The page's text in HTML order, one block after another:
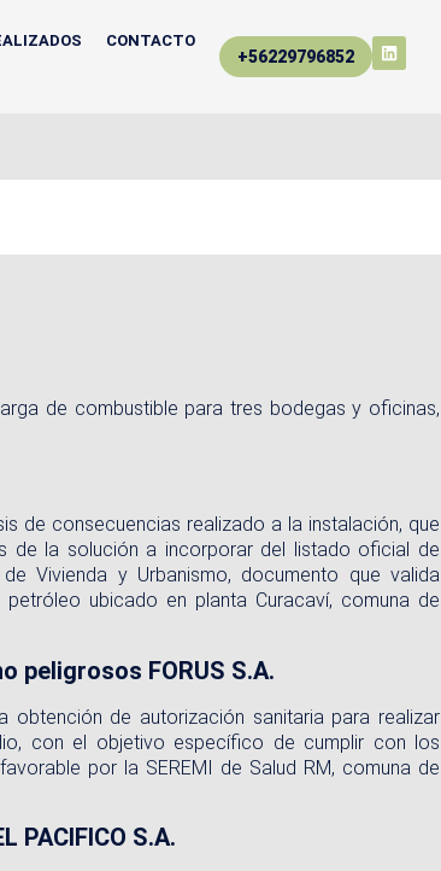
CONTACTO
+56229796852
de combustible para tres bodegas y oficinas,
de consecuencias realizado a la instalación, que
de la solución a incorporar del listado oficial de
Vivienda y Urbanismo, documento que valida
ubicado en planta Curacaví, comuna de
FORUS S.A.
obtención de autorización sanitaria para realizar
con el objetivo específico de cumplir con los
por la SEREMI de Salud RM, comuna de
PACIFICO S.A.